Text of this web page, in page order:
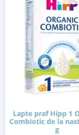
Lapte praf Hipp 1
Combiotic de la
g